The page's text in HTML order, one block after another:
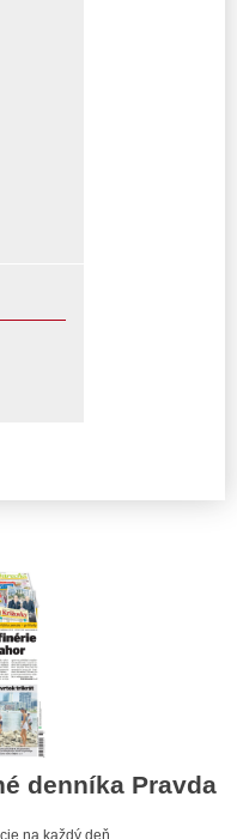
denníka Pravda
na každý deň